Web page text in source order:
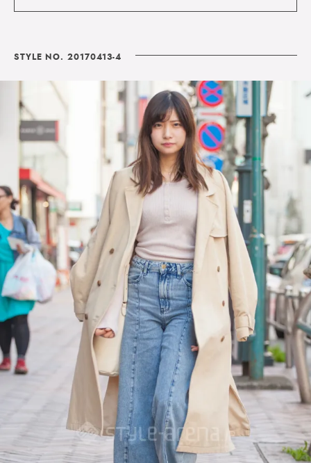
STYLE NO. 20170413-4